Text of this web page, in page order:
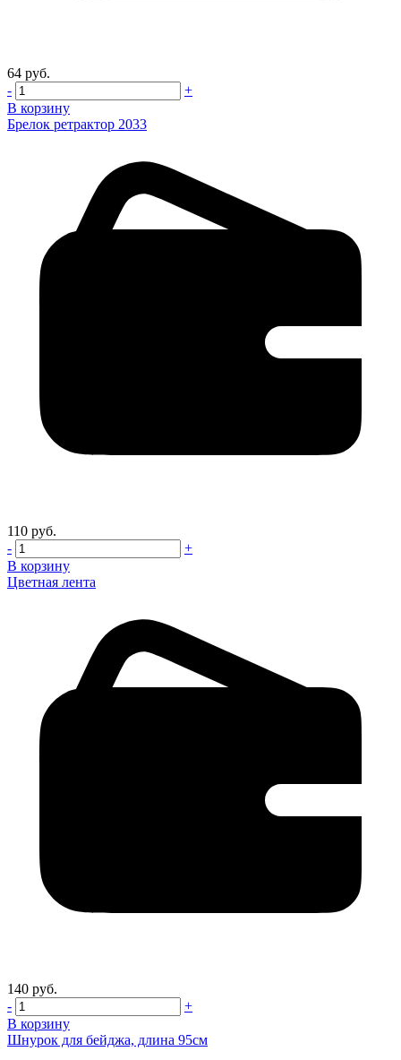
64 руб.
-
+
В корзину
Брелок ретрактор 2033
110 руб.
-
+
В корзину
Цветная лента
140 руб.
-
+
В корзину
Шнурок для бейджа, длина 95см